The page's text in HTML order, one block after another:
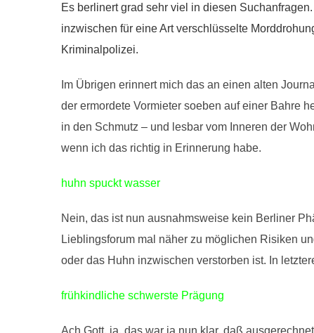
Es berlinert grad sehr viel in diesen
inzwischen für eine Art verschlüsselte
Kriminalpolizei.
Im Übrigen erinnert mich das an einen alten
der ermordete Vormieter soeben auf einer Bahre
in den Schmutz – und lesbar vom Inneren der
wenn ich das richtig in Erinnerung habe.
huhn spuckt wasser
Nein, das ist nun ausnahmsweise kein Berliner
Lieblingsforum mal näher zu möglichen Risiken
oder das Huhn inzwischen verstorben ist. In
frühkindliche schwerste Prägung
Ach Gott, ja, das war ja nun klar, daß ausgerechnet